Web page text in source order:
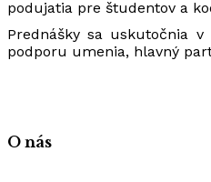
podujatia pre študentov a
Prednášky sa uskutočnia
podporu umenia, hlavný
O nás